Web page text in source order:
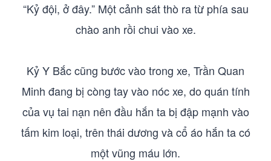
“Kỷ đội, ở đây.” Một cảnh sát thò ra từ phía sau
chào anh rồi chui vào xe.
Kỷ Y Bắc cũng bước vào trong xe, Trần Quan
Minh đang bị còng tay vào nóc xe, do quán tính
của vụ tai nạn nên đầu hắn ta bị đập mạnh vào
tấm kim loại, trên thái dương và cổ áo hắn ta có
một vũng máu lớn.